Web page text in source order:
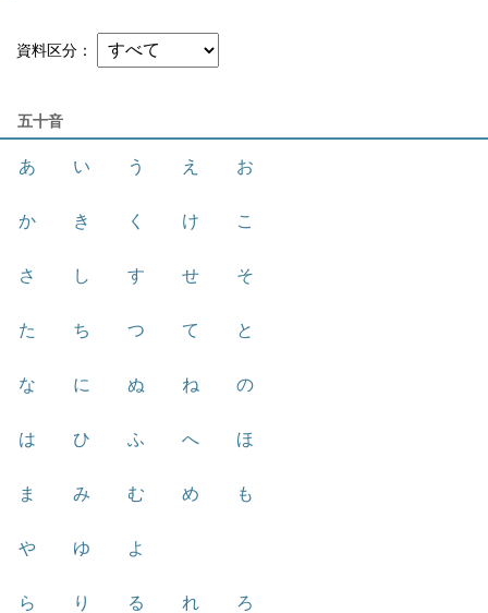
資料区分
五十音
あ い う え お
か き く け こ
さ し す せ そ
た ち つ て と
な に ぬ ね の
は ひ ふ へ ほ
ま み む め も
や ゆ よ
ら り る れ ろ